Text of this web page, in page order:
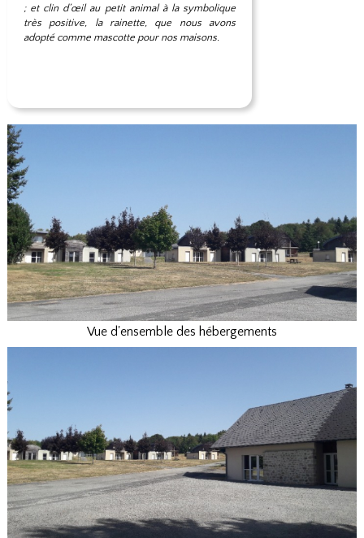
; et clin d’œil au petit animal à la symbolique
très positive, la rainette, que nous avons
adopté comme mascotte pour nos maisons.
* Minoterie = Meunerie, établissement
industriel pour la transformation des grains en
farine.
Vue d'ensemble des hébergements